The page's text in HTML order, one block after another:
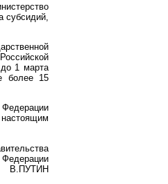
субсидий,
1 марта
более 15
Федерации
Федерации
В.ПУТИН